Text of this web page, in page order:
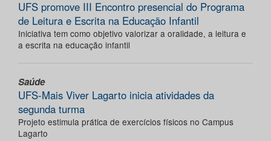
UFS promove III Encontro presencial do Programa
de Leitura e Escrita na Educação Infantil
Iniciativa tem como objetivo valorizar a oralidade, a leitura e
a escrita na educação infantil
Saúde
UFS-Mais Viver Lagarto inicia atividades da
segunda turma
Projeto estimula prática de exercícios físicos no Campus
Lagarto